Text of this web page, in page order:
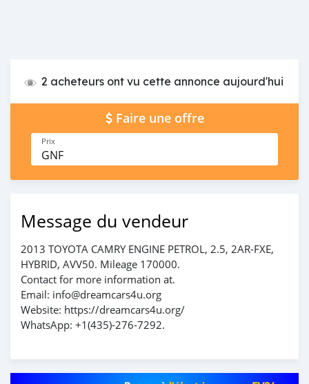
2 acheteurs ont vu cette annonce aujourd'hui
Faire une offre
Prix
GNF
Message du vendeur
2013 TOYOTA CAMRY ENGINE PETROL, 2.5, 2AR-FXE,
HYBRID, AVV50. Mileage 170000.
Contact for more information at.
Email: info@dreamcars4u.org
Website: https://dreamcars4u.org/
WhatsApp: +1(435)-276-7292.